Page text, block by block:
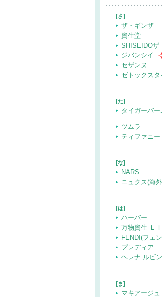
[さ]
ザ・ギンザ
資生堂
SHISEIDOザ
ジバンシイ
セザンヌ
ゼトックスタ
[た]
タイガーバー
ツムラ
ティファニー
[な]
NARS
ニュクス(海
[は]
ハーバー
万物資生 Ｌ
FENDI(フェ
プレディア
ヘレナ ルビ
[ま]
マキアージュ